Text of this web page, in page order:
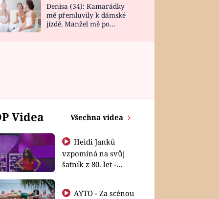
Denisa (34): Kamarádky
mě přemluvily k dámské
jízdě. Manžel mě po
Videa Všechna videa
Heidi Janků
vzpomíná na svůj
šatník z 80. let -